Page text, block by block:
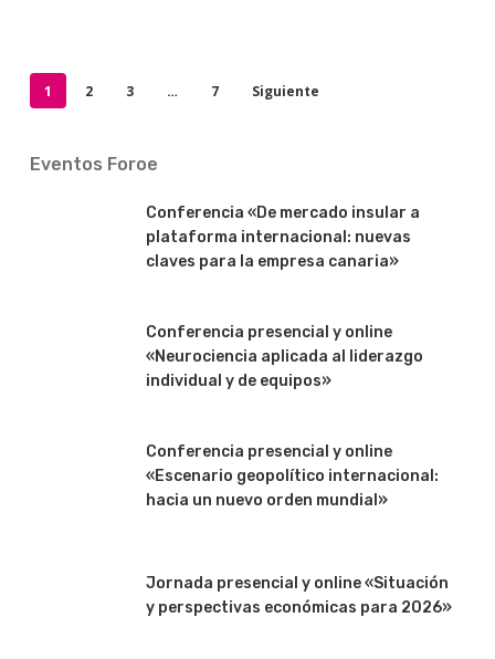
1 2 3 … 7 Siguiente
Eventos Foroe
Conferencia «De mercado insular a
plataforma internacional: nuevas
claves para la empresa canaria»
Conferencia presencial y online
«Neurociencia aplicada al liderazgo
individual y de equipos»
Conferencia presencial y online
«Escenario geopolítico internacional:
hacia un nuevo orden mundial»
Jornada presencial y online «Situación
y perspectivas económicas para 2026»